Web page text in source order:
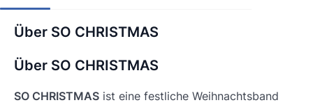
Über SO CHRISTMAS
Über SO CHRISTMAS
SO CHRISTMAS ist eine festliche Weihnachtsband